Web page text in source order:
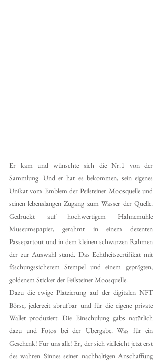
Er kam und wünschte sich die Nr.1 von der
Sammlung. Und er hat es bekommen, sein eigenes
Unikat vom Emblem der Peilsteiner Moosquelle und
seinen lebenslangen Zugang zum Wasser der Quelle.
Gedruckt auf hochwertigem Hahnemühle
Museumspapier, gerahmt in einem dezenten
Passepartout und in dem kleinen schwarzen Rahmen
der zur Auswahl stand. Das Echtheitszertifikat mit
fäschungssicherem Stempel und einem geprägten,
goldenem Sticker der Peilsteiner Moosquelle.
Dazu die ewige Platzierung auf der digitalen NFT
Börse, jederzeit abrufbar und für die eigene private
Wallet produziert. Die Einschulung gabs natürlich
dazu und Fotos bei der Übergabe. Was für ein
Geschenk! Für uns alle! Er, der sich vielleicht jetzt erst
des wahren Sinnes seiner nachhaltigen Anschaffung